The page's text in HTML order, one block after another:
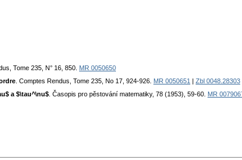
Tome 235, N° 16, 850. MR 0050650
. Comptes Rendus, Tome 235, No 17, 924-926. MR 0050651
Zbl 0048.28303
a $\tau^\nu$ . Časopis pro pěstování matematiky, 78 (1953), 59-60. MR